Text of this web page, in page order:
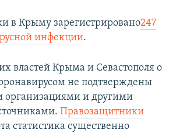
в Крыму зарегистрировано247
инфекции.
властей Крыма и Севастополя о
не подтверждены
и другими
Правозащитники
статистика существенно